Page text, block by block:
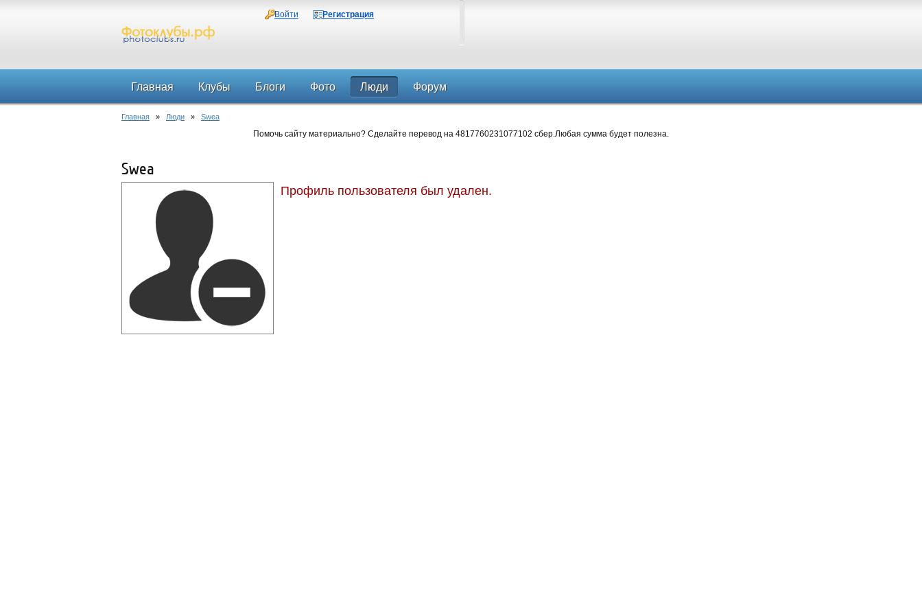
Войти Регистрация
Главная Клубы Блоги Фото Люди Форум
Главная » Люди » Swea
Помочь сайту материально? Сделайте перевод на 4817760231077102 сбер.Любая сумма будет полезна.
Swea
Профиль пользователя был удален.